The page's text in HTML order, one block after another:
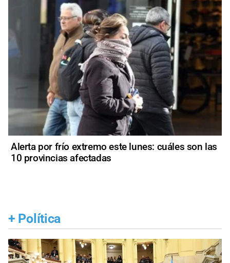
Alerta por frío extremo este lunes: cuáles son las
10 provincias afectadas
+ Política